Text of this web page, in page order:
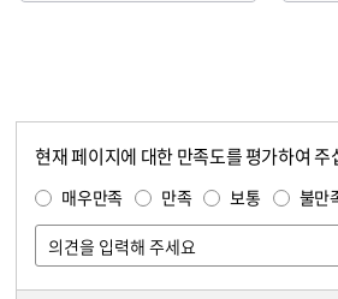
현재 페이지에 대한 만족도를 평가하여 주
매우만족 만족 보통 불만